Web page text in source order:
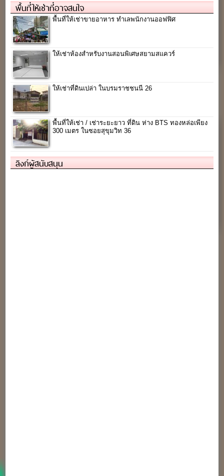
พื้นที่ให้เช่าที่อาจสนใจ
พื้นที่ให้เช่าขายอาหาร ทำเลพนักงานออฟฟิศ
ให้เช่าห้องสำหรับงานสอนพิเศษสยามสแควร์
ให้เช่าที่ดินเปล่า ในบรมราชชนนี 26
พื้นที่ให้เช่า / เช่าระยะยาว ที่ดิน ห่าง BTS ทองหล่อเพียง
300 เมตร ในซอยสุขุมวิท 36
ลิงก์ผู้สนับสนุน